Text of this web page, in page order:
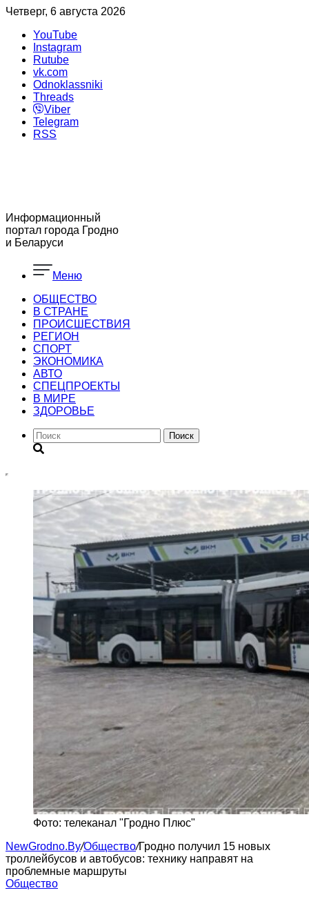
Четверг, 6 августа 2026
YouTube
Instagram
Rutube
vk.com
Odnoklassniki
Threads
Viber
Telegram
RSS
Информационный
портал города Гродно
и Беларуси
Меню
ОБЩЕСТВО
В СТРАНЕ
ПРОИСШЕСТВИЯ
РЕГИОН
CПОРТ
ЭКОНОМИКА
АВТО
СПЕЦПРОЕКТЫ
В МИРЕ
ЗДОРОВЬЕ
Поиск
Фото: телеканал "Гродно Плюс"
NewGrodno.By/Общество/Гродно получил 15 новых
троллейбусов и автобусов: технику направят на
проблемные маршруты
Общество